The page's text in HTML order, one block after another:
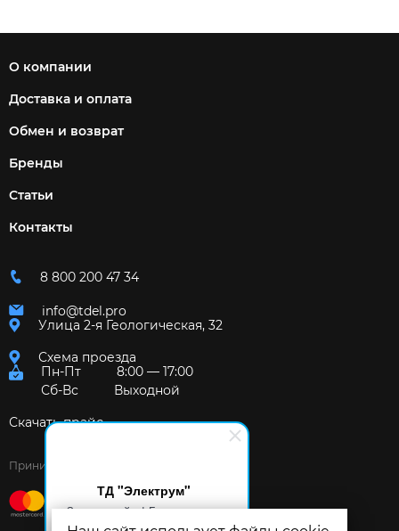
ТД "Электрум"
Здравствуйте! Готов помочь
О компании
Доставка и оплата
Обмен и возврат
Бренды
Статьи
Контакты
8 800 200 47 34
info@tdel.pro
Улица 2-я Геологическая, 32
Схема проезда
Пн-Пт
8:00 — 17:00
Сб-Вс
Выходной
Скачать прайс
Принимаем к оплате: